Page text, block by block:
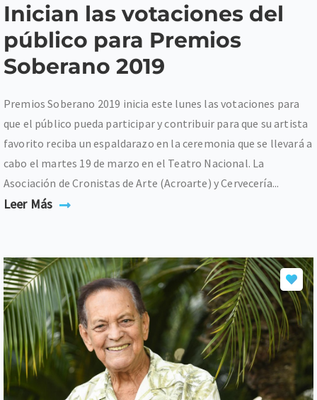
Inician las votaciones del
público para Premios
Soberano 2019
Premios Soberano 2019 inicia este lunes las votaciones para
que el público pueda participar y contribuir para que su artista
favorito reciba un espaldarazo en la ceremonia que se llevará a
cabo el martes 19 de marzo en el Teatro Nacional. La
Asociación de Cronistas de Arte (Acroarte) y Cervecería...
Leer Más